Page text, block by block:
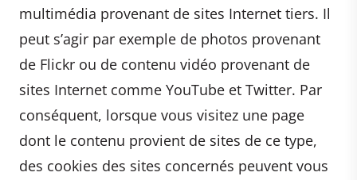
multimédia provenant de sites Internet tiers. Il
peut s’agir par exemple de photos provenant
de Flickr ou de contenu vidéo provenant de
sites Internet comme YouTube et Twitter. Par
conséquent, lorsque vous visitez une page
dont le contenu provient de sites de ce type,
des cookies des sites concernés peuvent vous